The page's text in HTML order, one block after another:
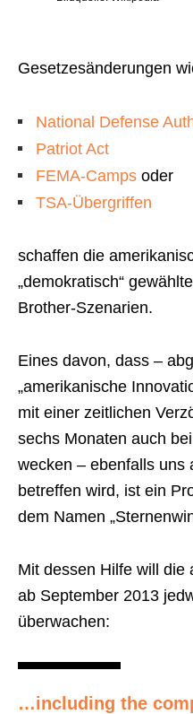
Gesetzesänderungen
National Defense
Patriot Act
FEMA-Camps oder
TSA-Übergriffen
schaffen die
„demokratisch“
Brother-Szenarien.
Eines davon, dass –
„amerikanische
mit einer zeitlichen
sechs Monaten auch
wecken – ebenfalls uns
betreffen wird, ist ein
dem Namen
Mit dessen Hilfe will die
ab September 2013
überwachen:
…including the